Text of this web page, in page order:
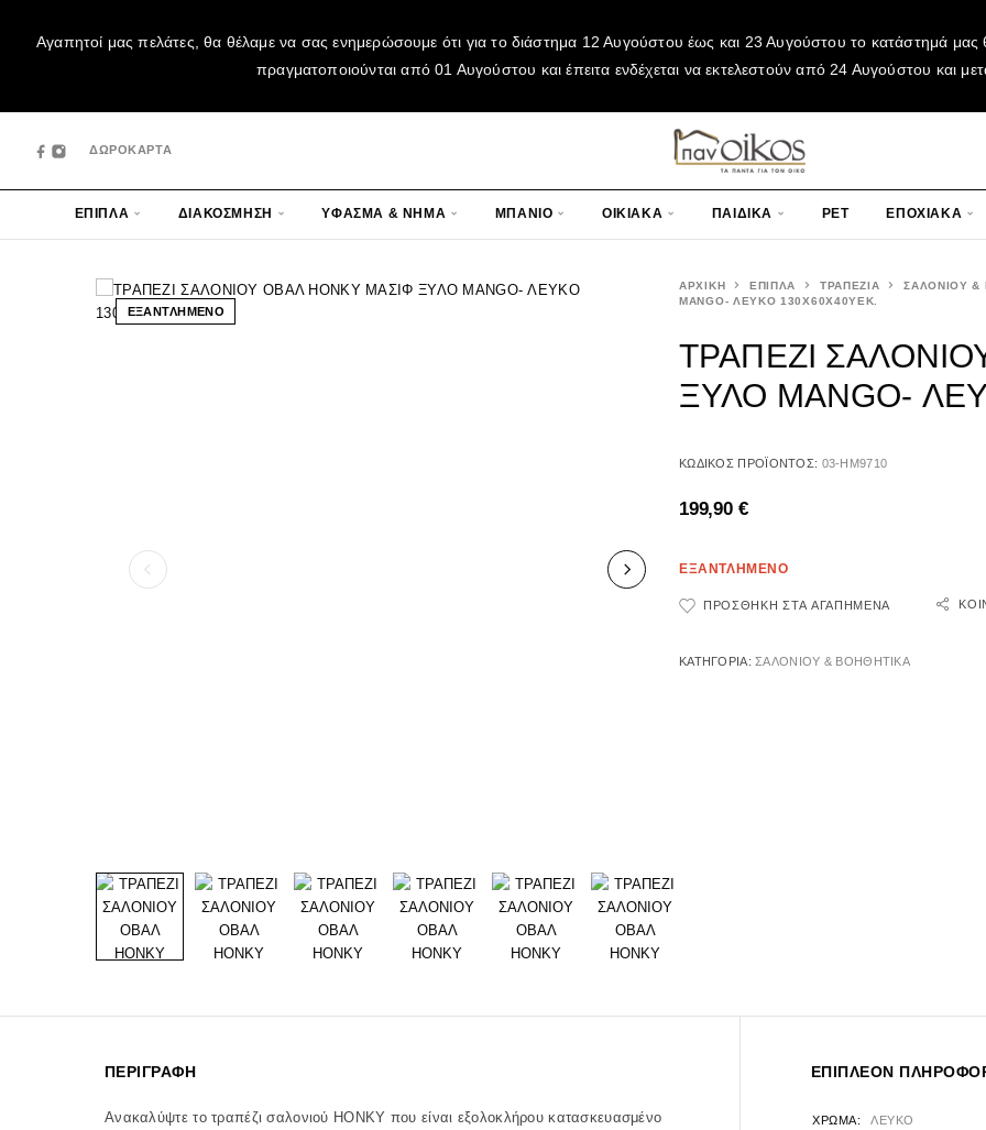
Αγαπητοί μας πελάτες, θα θέλαμε να σας ενημερώσουμε ότι για το διάστημα 12 Αυγούστου έως και 23 Αυγούστου το κατάστημά μας
πραγματοποιούνται από 01 Αυγούστου και έπειτα ενδέχεται να εκτελεστούν από 24 Αυγούστου και
ΔΩΡΟΚΑΡΤΑ
ΕΠΙΠΛΑ ΔΙΑΚΟΣΜΗΣΗ ΥΦΑΣΜΑ & ΝΗΜΑ ΜΠΑΝΙΟ ΟΙΚΙΑΚΑ ΠΑΙΔΙΚΑ PET ΕΠΟΧΙΑΚΑ
ΕΞΑΝΤΛΗΜΕΝΟ
ΑΡΧΙΚΉ ΕΠΙΠΛΑ ΤΡΑΠΕΖΙΑ
ΣΑΛΟΝΙΟΥ &
MANGO- ΛΕΥΚΟ 130X60X40ΥΕΚ.
ΤΡΑΠΕΖΙ
ΞΥΛΟ MANGO-
ΚΩΔΙΚΌΣ ΠΡΟΪΌΝΤΟΣ: 03-HM9710
199,90 €
ΕΞΑΝΤΛΗΜΕΝΟ
ΠΡΟΣΘΉΚΗ ΣΤΑ ΑΓΑΠΗΜΈΝΑ
ΚΑΤΗΓΟΡΊΑ:ΣΑΛΟΝΙΟΥ & ΒΟΗΘΗΤΙΚΑ
ΠΕΡΙΓΡΑΦΉ
Ανακαλύψτε το τραπέζι σαλονιού HONKY που είναι εξολοκλήρου κατασκευασμένο
ΕΠΙΠΛΈΟΝ
ΧΡΏΜΑ ΛΕΥΚΟ